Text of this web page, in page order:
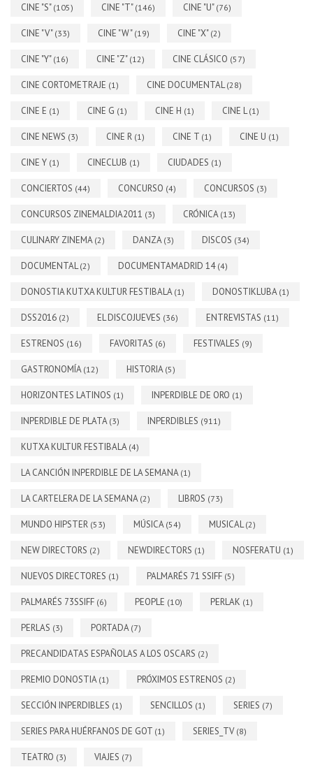
CINE "S" (105) CINE "T" (146) CINE "U" (76)
CINE "V" (33) CINE "W" (19) CINE "X" (2)
CINE "Y" (16) CINE "Z" (12) CINE CLÁSICO (57)
CINE CORTOMETRAJE (1) CINE DOCUMENTAL(28)
CINE E (1) CINE G (1) CINE H (1) CINE L(1)
CINE NEWS (3) CINE R (1) CINE T (1) CINE U (1)
CINE Y (1) CINECLUB (1) CIUDADES (1)
CONCIERTOS (44) CONCURSO (4) CONCURSOS (3)
CONCURSOS ZINEMALDIA2011 (3) CRÓNICA (13)
CULINARY ZINEMA (2) DANZA (3) DISCOS (34)
DOCUMENTAL(2) DOCUMENTAMADRID 14 (4)
DONOSTIA KUTXA KULTUR FESTIBALA (1) DONOSTIKLUBA (1)
DSS2016 (2) EL DISCOJUEVES (36) ENTREVISTAS (11)
ESTRENOS (16) FAVORITAS (6) FESTIVALES (9)
GASTRONOMÍA (12) HISTORIA (5)
HORIZONTES LATINOS (1) INPERDIBLE DE ORO (1)
INPERDIBLE DE PLATA (3) INPERDIBLES (911)
KUTXA KULTUR FESTIBALA (4)
LA CANCIÓN INPERDIBLE DE LA SEMANA (1)
LA CARTELERA DE LA SEMANA (2) LIBROS (73)
MUNDO HIPSTER (53) MÚSICA (54) MUSICAL(2)
NEW DIRECTORS (2) NEWDIRECTORS (1) NOSFERATU (1)
NUEVOS DIRECTORES (1) PALMARÉS 71 SSIFF (5)
PALMARÉS 73SSIFF (6) PEOPLE (10) PERLAK (1)
PERLAS (3) PORTADA (7)
PRECANDIDATAS ESPAÑOLAS A LOS OSCARS (2)
PREMIO DONOSTIA (1) PRÓXIMOS ESTRENOS (2)
SECCIÓN INPERDIBLES (1) SENCILLOS (1) SERIES (7)
SERIES PARA HUÉRFANOS DE GOT (1) SERIES_TV (8)
TEATRO (3) VIAJES (7)